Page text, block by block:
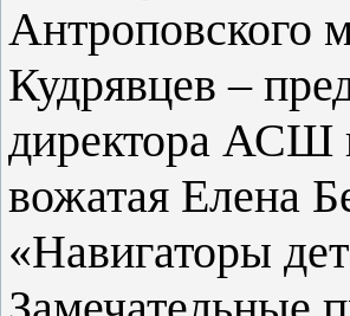
Антроповского
Кудрявцев –
директора АСШ
вожатая Елена
«Навигаторы